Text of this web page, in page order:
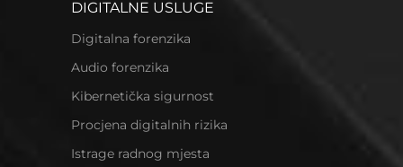
DIGITALNE USLUGE
Digitalna forenzika
Audio forenzika
Kibernetička sigurnost
Procjena digitalnih rizika
Istrage radnog mjesta